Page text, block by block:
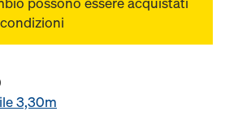
3,30m